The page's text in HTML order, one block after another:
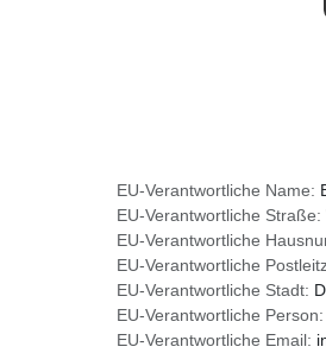
EU-Verantwortliche Name:
EU-Verantwortliche Straße:
EU-Verantwortliche
EU-Verantwortliche
EU-Verantwortliche Stadt:
EU-Verantwortliche Person:
EU-Verantwortliche Email: